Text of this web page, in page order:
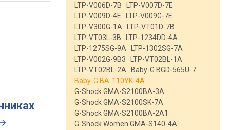
LTP-V006D-7B
LTP-V007D-7E
LTP-V009D-4E
LTP-V009G-7E
LTP-V300G-1A
LTP-VT01D-7B
LTP-VT03L-3B
LTP-1234DD-4A
LTP-1275SG-9A
LTP-1302SG-7A
LTP-V002G-9B3
LTP-VT02BL-1A
LTP-VT02BL-2A
Baby-G BGD-565U-7
Baby-G BA-110YK-4A
G-Shock GMA-S2100BA-3A
G-Shock GMA-S2100SK-7A
G-Shock GMA-S2100BA-2A1
G-Shock Women GMA-S140-4A